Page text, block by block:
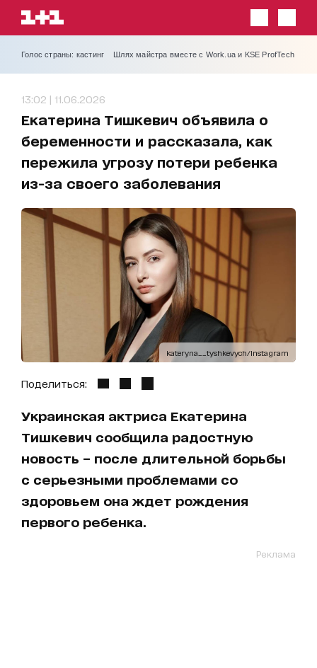
Голос страны: кастинг Шлях майстра вместе с Work.ua и KSE ProfTech
13:02 | 11.06.2026
Екатерина Тишкевич объявила о
беременности и рассказала, как
пережила угрозу потери ребенка
из-за своего заболевания
kateryna__tyshkevych/Instagram
Поделиться:
Украинская актриса Екатерина
Тишкевич сообщила радостную
новость – после длительной борьбы
с серьезными проблемами со
здоровьем она ждет рождения
первого ребенка.
Реклама